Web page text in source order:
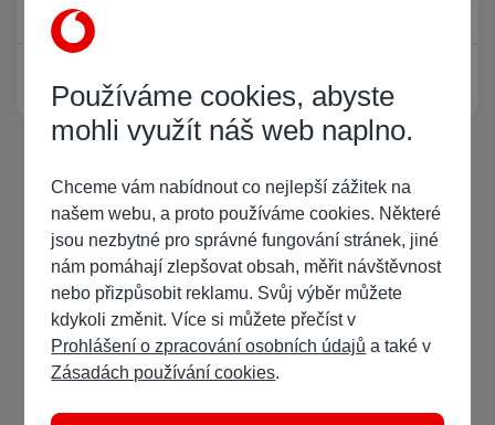
Žádný registrovaný uživatel si neprohlíží tuto stránku
Používáme cookies, abyste
mohli využít náš web naplno.
Chceme vám nabídnout co nejlepší zážitek na
našem webu, a proto používáme cookies. Některé
jsou nezbytné pro správné fungování stránek, jiné
nám pomáhají zlepšovat obsah, měřit návštěvnost
nebo přizpůsobit reklamu. Svůj výběr můžete
kdykoli změnit. Více si můžete přečíst v
Prohlášení o zpracování osobních údajů a také v
Zásadách používání cookies.